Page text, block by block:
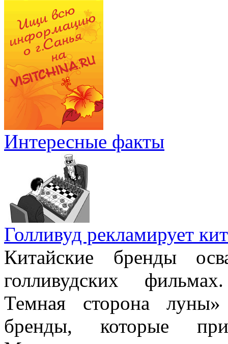
Интересные факты
Голливуд рекламирует
Китайские бренды
голливудских
Темная сторона луны»
бренды, которые